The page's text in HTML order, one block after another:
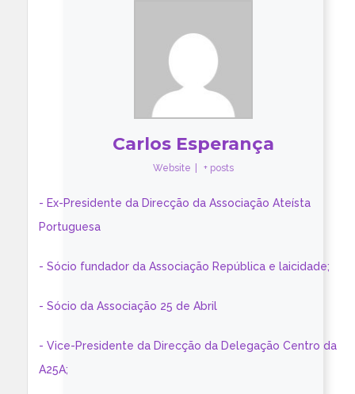
Carlos Esperança
Website + posts
- Ex-Presidente da Direcção da Associação Ateísta
Portuguesa
- Sócio fundador da Associação República e laicidade;
- Sócio da Associação 25 de Abril
- Vice-Presidente da Direcção da Delegação Centro da
A25A;